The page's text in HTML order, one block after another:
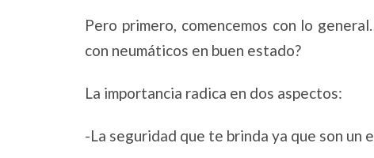
Pero primero, comencemos con lo
con neumáticos en buen estado?
La importancia radica en dos aspectos:
-La seguridad que te brinda ya que son